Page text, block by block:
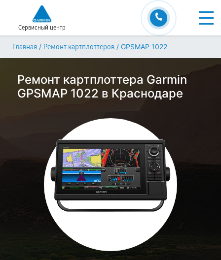
Сервисный центр
Главная / Ремонт картплоттеров / GPSMAP 1022
Ремонт картплоттера Garmin
GPSMAP 1022 в Краснодаре